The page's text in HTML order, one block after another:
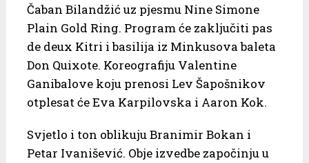
Čaban Bilandžić uz pjesmu Nine Simone
Plain Gold Ring. Program će zaključiti pas
de deux Kitri i basilija iz Minkusova baleta
Don Quixote. Koreografiju Valentine
Ganibalove koju prenosi Lev Šapošnikov
otplesat će Eva Karpilovska i Aaron Kok.
Svjetlo i ton oblikuju Branimir Bokan i
Petar Ivanišević. Obje izvedbe započinju u